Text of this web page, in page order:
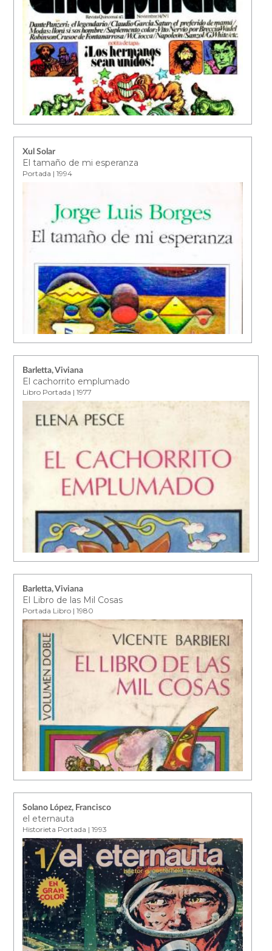
Xul Solar
El tamaño de mi esperanza
Portada | 1994
Barletta, Viviana
El cachorrito emplumado
Libro Portada | 1977
Barletta, Viviana
El Libro de las Mil Cosas
Portada Libro | 1980
Solano López, Francisco
el eternauta
Historieta Portada | 1993